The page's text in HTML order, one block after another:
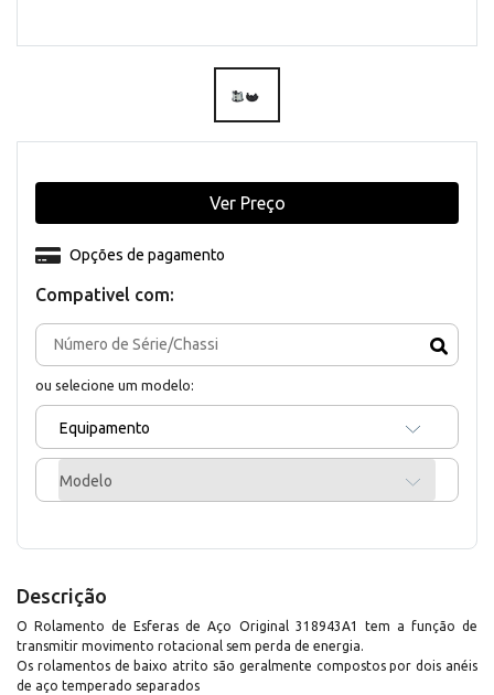
Compativel com:
ou selecione um modelo:
Equipamento
Modelo
Opções de pagamento
Ver Preço
Descrição
O Rolamento de Esferas de Aço Original 318943A1 tem a função de
transmitir movimento rotacional sem perda de energia.
Os rolamentos de baixo atrito são geralmente compostos por dois anéis
de aço temperado separados